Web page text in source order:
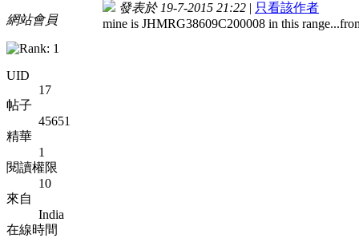
網站會員
UID
17
帖子
45651
精華
1
閱讀權限
10
來自
India
在線時間
發表於 19-7-2015 21:22 | 只看該作者
mine is JHMRG38609C200008 in this